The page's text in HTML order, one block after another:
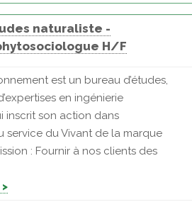
naturaliste -
H/F
est un bureau d’études,
en ingénierie
inscrit son action dans
service du Vivant de la marque
: Fournir à nos clients des